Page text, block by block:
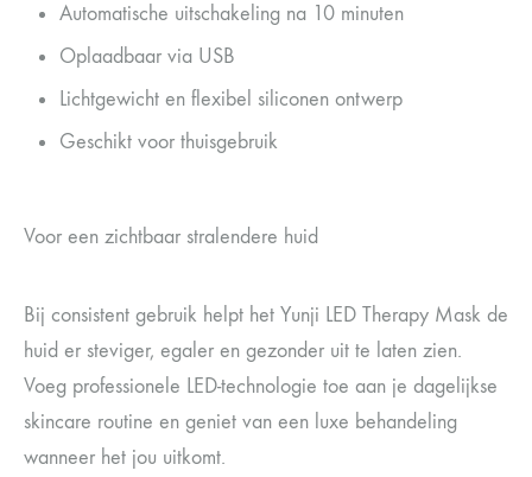
Automatische uitschakeling na 10 minuten
Oplaadbaar via USB
Lichtgewicht en flexibel siliconen ontwerp
Geschikt voor thuisgebruik
Voor een zichtbaar stralendere huid
Bij consistent gebruik helpt het Yunji LED Therapy Mask de
huid er steviger, egaler en gezonder uit te laten zien.
Voeg professionele LED-technologie toe aan je dagelijkse
skincare routine en geniet van een luxe behandeling
wanneer het jou uitkomt.